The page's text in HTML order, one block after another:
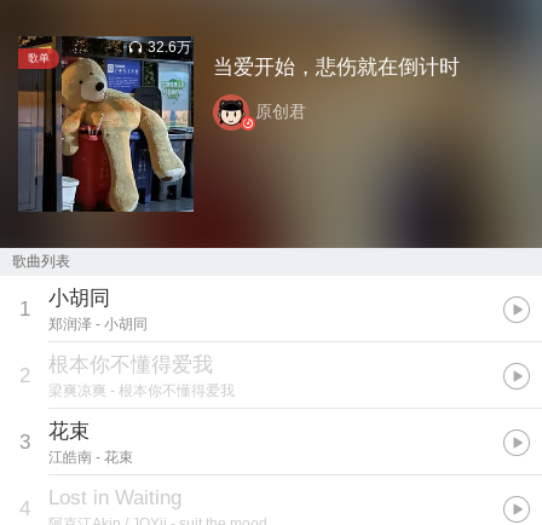
歌单
32.6万
当爱开始，悲伤就在倒计时
原创君
歌曲列表
1 小胡同
郑润泽 - 小胡同
2 根本你不懂得爱我
梁爽凉爽 - 根本你不懂得爱我
3 花束
江皓南 - 花束
4 Lost in Waiting